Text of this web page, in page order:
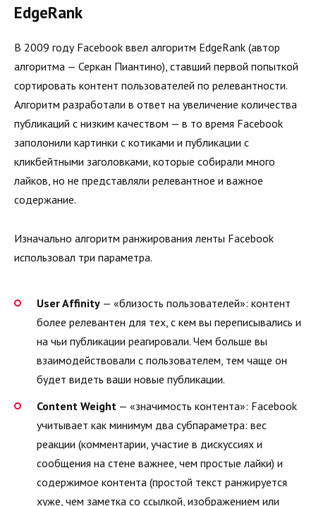
EdgeRank
В 2009 году Facebook ввел алгоритм EdgeRank (автор
алгоритма — Серкан Пиантино), ставший первой попыткой
сортировать контент пользователей по релевантности.
Алгоритм разработали в ответ на увеличение количества
публикаций с низким качеством — в то время Facebook
заполонили картинки с котиками и публикации с
кликбейтными заголовками, которые собирали много
лайков, но не представляли релевантное и важное
содержание.
Изначально алгоритм ранжирования ленты Facebook
использовал три параметра.
User Affinity — «близость пользователей»: контент
более релевантен для тех, с кем вы переписывались и
на чьи публикации реагировали. Чем больше вы
взаимодействовали с пользователем, тем чаще он
будет видеть ваши новые публикации.
Content Weight — «значимость контента»: Facebook
учитывает как минимум два субпараметра: вес
реакции (комментарии, участие в дискуссиях и
сообщения на стене важнее, чем простые лайки) и
содержимое контента (простой текст ранжируется
хуже, чем заметка со ссылкой, изображением или